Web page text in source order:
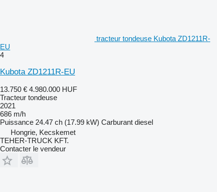
tracteur tondeuse Kubota ZD1211R-
EU
4
Kubota ZD1211R-EU
13.750 € 4.980.000 HUF
Tracteur tondeuse
2021
686 m/h
Puissance 24.47 ch (17.99 kW) Carburant diesel
Hongrie, Kecskemet
TEHER-TRUCK KFT.
Contacter le vendeur